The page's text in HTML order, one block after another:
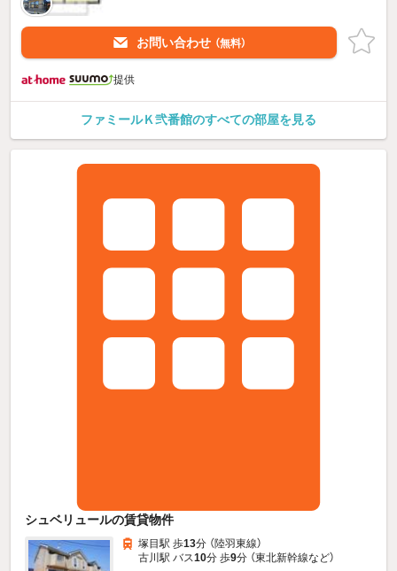
お問い合わせ （無料）
提供
ファミールＫ弐番館のすべての部屋を見る
シュベリュールの賃貸物件
塚目駅 歩13分 （陸羽東線）
古川駅 バス10分 歩9分 （東北新幹線など）